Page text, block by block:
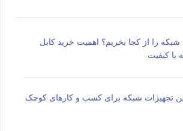
شبکه را از کجا بخریم؟ اهمیت خرید کابل
با کیفیت
تجهیزات شبکه برای کسب و کارهای کوچک